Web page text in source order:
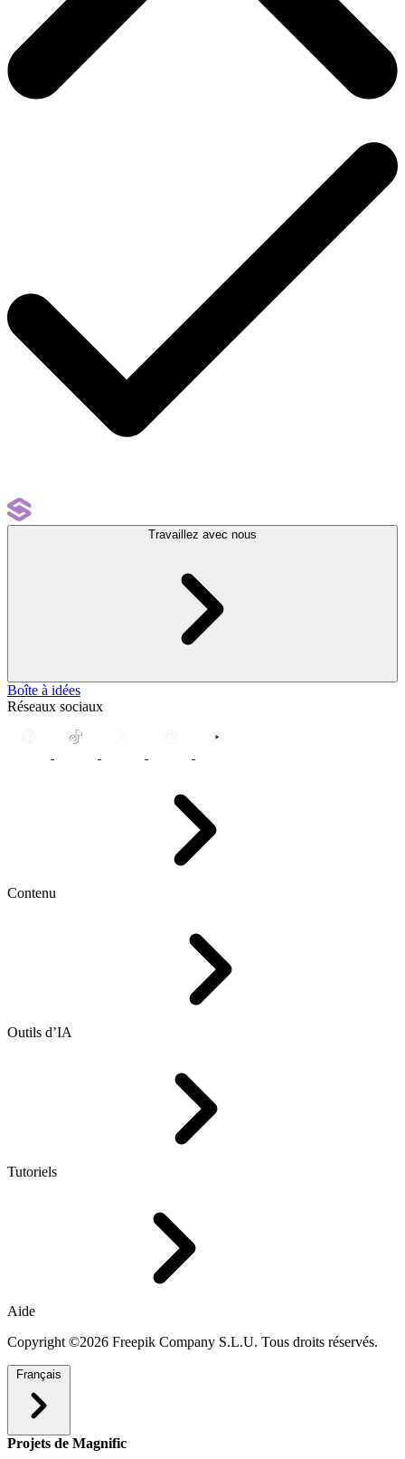
Travaillez avec nous
Boîte à idées
Réseaux sociaux
Contenu
Outils d’IA
Tutoriels
Aide
Copyright ©2026 Freepik Company S.L.U. Tous droits réservés.
Français
Projets de Magnific